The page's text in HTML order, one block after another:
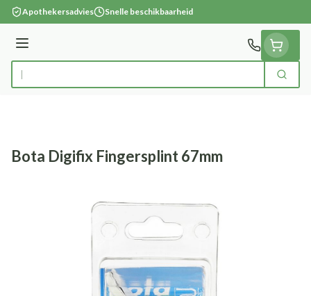
Ga naar de inhoud
Apothekersadvies Snelle beschikbaarheid
Menu
Product, merk, categorie... Zoek
Bota Digifix Fingersplint 67mm